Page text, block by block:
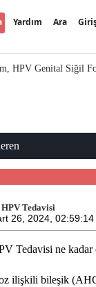
Yardım Ara
HPV Genital Siğil
Tedavisi
26, 2024, 02:59:14
Tedavisi ne kadar
ilişkili bileşik